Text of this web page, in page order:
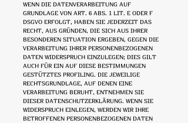
WENN DIE DATENVERARBEITUNG AUF
GRUNDLAGE VON ART. 6 ABS. 1 LIT. E ODER F
DSGVO ERFOLGT, HABEN SIE JEDERZEIT DAS
RECHT, AUS GRÜNDEN, DIE SICH AUS IHRER
BESONDEREN SITUATION ERGEBEN, GEGEN DIE
VERARBEITUNG IHRER PERSONENBEZOGENEN
DATEN WIDERSPRUCH EINZULEGEN; DIES GILT
AUCH FÜR EIN AUF DIESE BESTIMMUNGEN
GESTÜTZTES PROFILING. DIE JEWEILIGE
RECHTSGRUNDLAGE, AUF DENEN EINE
VERARBEITUNG BERUHT, ENTNEHMEN SIE
DIESER DATENSCHUTZERKLÄRUNG. WENN SIE
WIDERSPRUCH EINLEGEN, WERDEN WIR IHRE
BETROFFENEN PERSONENBEZOGENEN DATEN